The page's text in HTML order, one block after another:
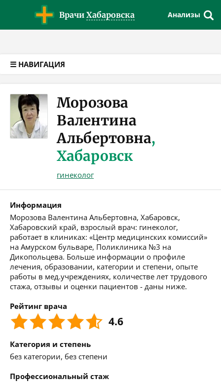
Врачи Хабаровска Анализы
☰ НАВИГАЦИЯ
Морозова
Валентина
Альбертовна,
Хабаровск
гинеколог
Информация
Морозова Валентина Альбертовна, Хабаровск,
Хабаровский край, взрослый врач: гинеколог,
работает в клиниках: «Центр медицинских комиссий»
на Амурском бульваре, Поликлиника №3 на
Дикопольцева. Больше информации о профиле
лечения, образовании, категории и степени, опыте
работы в мед.учреждениях, количестве лет трудового
стажа, отзывы и оценки пациентов - даны ниже.
Рейтинг врача
4.6
Категория и степень
без категории, без степени
Профессиональный стаж